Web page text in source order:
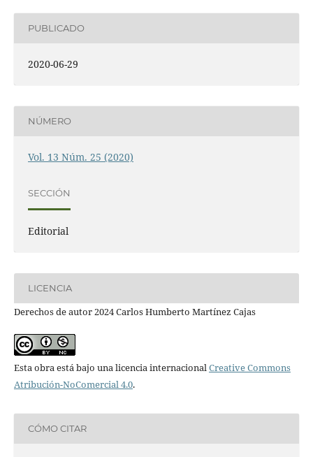
PUBLICADO
2020-06-29
NÚMERO
Vol. 13 Núm. 25 (2020)
SECCIÓN
Editorial
LICENCIA
Derechos de autor 2024 Carlos Humberto Martínez Cajas
Esta obra está bajo una licencia internacionalCreative Commons
Atribución-NoComercial 4.0.
CÓMO CITAR